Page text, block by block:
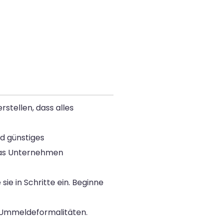
dass alles
günstiges
Unternehmen
in Schritte ein. Beginne